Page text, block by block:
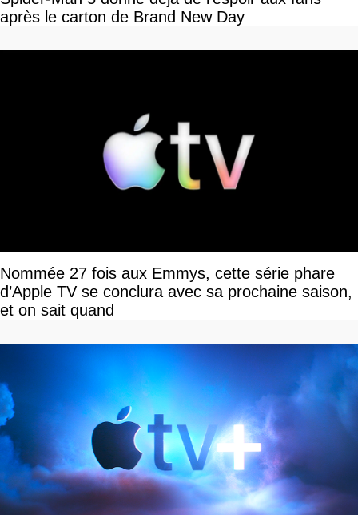
après le carton de Brand New Day
Nommée 27 fois aux Emmys, cette série phare
d’Apple TV se conclura avec sa prochaine saison,
et on sait quand